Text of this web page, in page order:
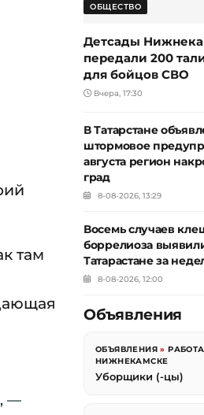
там
—
ОБЩЕСТВО
Детсады
передали 200
для бойцов СВО
Вчера, 17:30
В Татарстане
штормовое
августа регион
град
8-08-2026, 13:29
Восемь случаев
боррелиоза
Татарастане за
8-08-2026, 12:00
Объявления
ОБЪЯВЛЕНИЯ »
НИЖНЕКАМСКЕ
Уборщики (-цы)